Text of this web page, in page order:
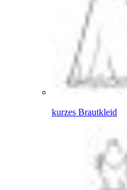
kurzes Brautkleid